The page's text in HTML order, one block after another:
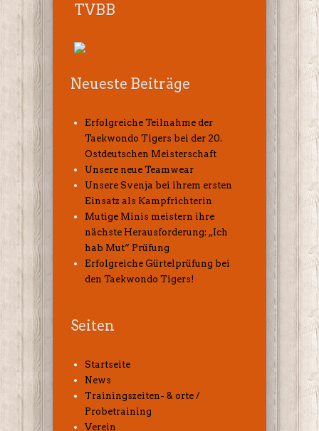
TVBB
Neueste Beiträge
Erfolgreiche Teilnahme der
Taekwondo Tigers bei der 20.
Ostdeutschen Meisterschaft
Unsere neue Teamwear
Unsere Svenja bei ihrem ersten
Einsatz als Kampfrichterin
Mutige Minis meistern ihre
nächste Herausforderung: „Ich
hab Mut“ Prüfung
Erfolgreiche Gürtelprüfung bei
den Taekwondo Tigers!
Seiten
Startseite
News
Trainingszeiten- & orte /
Probetraining
Verein